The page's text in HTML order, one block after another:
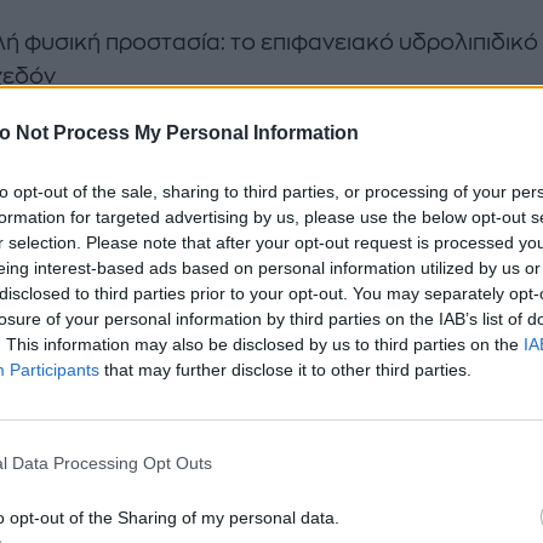
Not Process My Personal Information
opt-out of the sale, sharing to third parties, or processing of your
for targeted advertising by us, please use the below opt-out
selection. Please note that after your opt-out request is processed
interest-based ads based on personal information utilized by us
to third parties prior to your opt-out. You may separately
of your personal information by third parties on the IAB’s list of
This information may also be disclosed by us to third parties on the
Participants that may further disclose it to other third parties.
Data Processing Opt Outs
opt-out of the Sharing of my personal data.
φυσική προστασία: το επιφανειακό υδρολιπιδικό
λεπτότητα: 0,04 χιλιοστά, σε σύγκριση με 1
γεγονός αυτό την καθιστά πιο διαπερατή.
καταπόνηση με πολλούς μύες: στο
υπάρχουν
μύες, συμπεριλαμβανομένωντων 14 που
–
κάνουμε πάνω από 10.000 φορέςτην ημέρα.
λεμφικό σύστημα και ανεπαρκής
με τις νέες κρέμες ματιών που μπορείς να